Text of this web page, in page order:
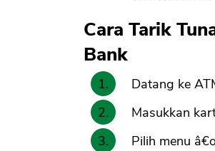
Cara Tarik
Bank
Datang ke
Masukkan
Pilih menu